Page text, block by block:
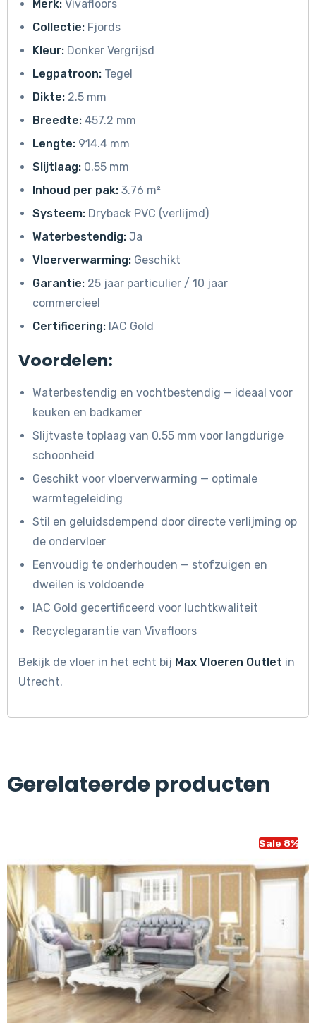
Merk: Vivafloors
Collectie: Fjords
Kleur: Donker Vergrijsd
Legpatroon: Tegel
Dikte: 2.5 mm
Breedte: 457.2 mm
Lengte: 914.4 mm
Slijtlaag: 0.55 mm
Inhoud per pak: 3.76 m²
Systeem: Dryback PVC (verlijmd)
Waterbestendig: Ja
Vloerverwarming: Geschikt
Garantie: 25 jaar particulier / 10 jaar
commercieel
Certificering: IAC Gold
Voordelen:
Waterbestendig en vochtbestendig — ideaal voor
keuken en badkamer
Slijtvaste toplaag van 0.55 mm voor langdurige
schoonheid
Geschikt voor vloerverwarming — optimale
warmtegeleiding
Stil en geluidsdempend door directe verlijming op
de ondervloer
Eenvoudig te onderhouden — stofzuigen en
dweilen is voldoende
IAC Gold gecertificeerd voor luchtkwaliteit
Recyclegarantie van Vivafloors
Bekijk de vloer in het echt bij Max Vloeren Outlet in
Utrecht.
Gerelateerde producten
Sale 8%